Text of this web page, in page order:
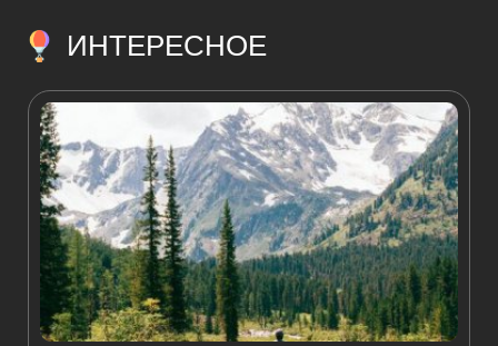
ИНТЕРЕСНОЕ